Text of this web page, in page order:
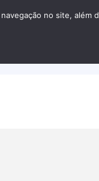
no site,